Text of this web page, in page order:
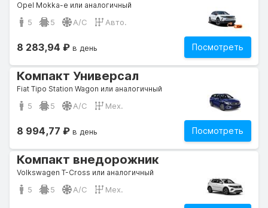
Opel Mokka-e или аналогичный
5 5 A/C Авто.
Посмотреть
8 283,94 ₽ в день
Компакт Универсал
Fiat Tipo Station Wagon или аналогичный
5 5 A/C Мех.
Посмотреть
8 994,77 ₽ в день
Компакт внедорожник
Volkswagen T-Cross или аналогичный
5 5 A/C Мех.